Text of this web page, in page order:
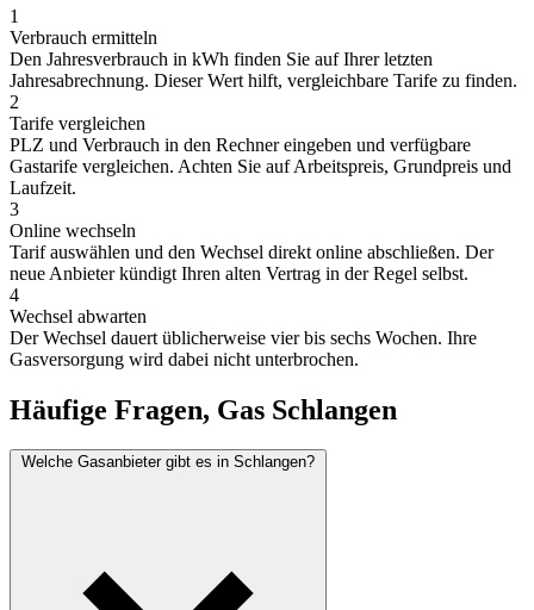
1
Verbrauch ermitteln
Den Jahresverbrauch in kWh finden Sie auf Ihrer letzten
Jahresabrechnung. Dieser Wert hilft, vergleichbare Tarife zu finden.
2
Tarife vergleichen
PLZ und Verbrauch in den Rechner eingeben und verfügbare
Gastarife vergleichen. Achten Sie auf Arbeitspreis, Grundpreis und
Laufzeit.
3
Online wechseln
Tarif auswählen und den Wechsel direkt online abschließen. Der
neue Anbieter kündigt Ihren alten Vertrag in der Regel selbst.
4
Wechsel abwarten
Der Wechsel dauert üblicherweise vier bis sechs Wochen. Ihre
Gasversorgung wird dabei nicht unterbrochen.
Häufige Fragen, Gas Schlangen
Welche Gasanbieter gibt es in Schlangen?